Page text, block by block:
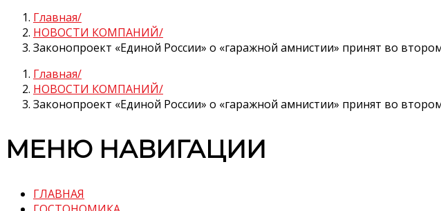
Главная
НОВОСТИ КОМПАНИЙ
Законопроект «Единой России» о «гаражной амнистии» принят во
Главная
НОВОСТИ КОМПАНИЙ
Законопроект «Единой России» о «гаражной амнистии» принят во
МЕНЮ НАВИГАЦИИ
ГЛАВНАЯ